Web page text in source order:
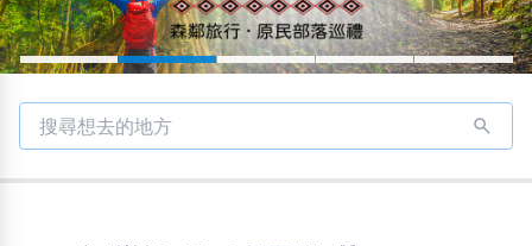
搜尋想去的地方 search